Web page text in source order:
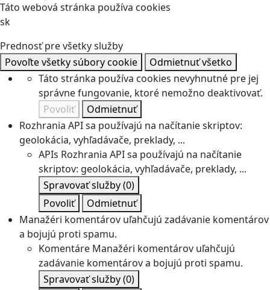
Táto webová stránka používa cookies
sk
Prednosť pre všetky služby
Povoľte všetky súbory cookie
Odmietnuť všetko
Táto stránka používa cookies nevyhnutné pre jej
správne fungovanie, ktoré nemožno deaktivovať.
Povoliť
Odmietnuť
Rozhrania API sa používajú na načítanie skriptov:
geolokácia, vyhľadávače, preklady, ...
APIs Rozhrania API sa používajú na načítanie
skriptov: geolokácia, vyhľadávače, preklady, ...
Spravovať služby(0)
Povoliť
Odmietnuť
Manažéri komentárov uľahčujú zadávanie komentárov
a bojujú proti spamu.
Komentáre Manažéri komentárov uľahčujú
zadávanie komentárov a bojujú proti spamu.
Spravovať služby(0)